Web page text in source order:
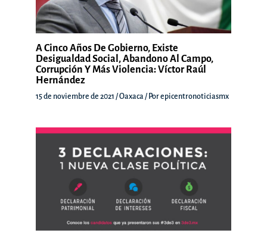
A Cinco Años De Gobierno, Existe
Desigualdad Social, Abandono Al Campo,
Corrupción Y Más Violencia: Víctor Raúl
Hernández
15 de noviembre de 2021 /Oaxaca / Porepicentronoticiasmx